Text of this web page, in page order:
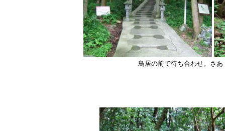
鳥居の前で待ち合わせ。さ